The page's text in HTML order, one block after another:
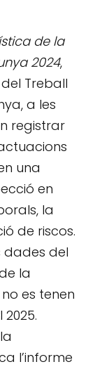
de la
2024,
Treball
a les
registrar
una
en
la
de riscos.
dades del
la
es tenen
l’informe